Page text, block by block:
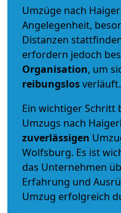
Umzüge nach
Angelegenheit,
Distanzen
erfordern jedoch
Organisation, um
reibungslosverläuft.
Ein wichtiger Schritt
Umzugs nach
zuverlässigen
Wolfsburg. Es ist
das Unternehmen
Erfahrung und
Umzug erfolgreich